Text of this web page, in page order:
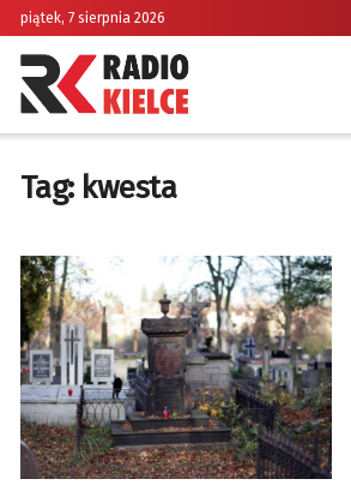
piątek, 7 sierpnia 2026
Tag: kwesta